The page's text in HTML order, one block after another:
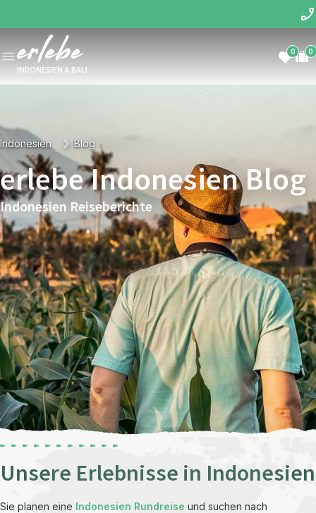
INDONESIEN & BALI
0 0
Indonesien Blog
erlebe Indonesien Blog
Indonesien Reiseberichte
Unsere Erlebnisse in Indonesien
Sie planen eine Indonesien Rundreise und suchen nach